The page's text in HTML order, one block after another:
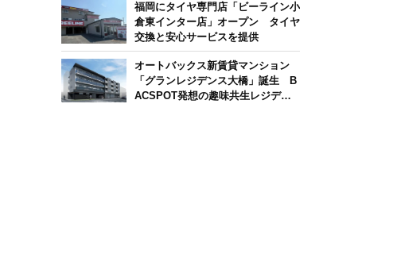
福岡にタイヤ専門店「ビーライン小
倉東インター店」オープン タイヤ
交換と安心サービスを提供
オートバックス新賃貸マンション
「グランレジデンス大橋」誕生 B
ACSPOT発想の趣味共生レジデン